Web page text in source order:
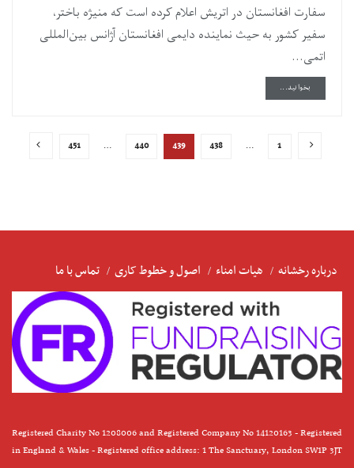
سفارت افغانستان در اتریش اعلام کرده است که منیژه باختر،
سفیر کشور به حیث نماینده دایمی افغانستان آژانس بین‌المللی
اتمی...
بخوانید...
1
…
438
439
440
…
451
درباره رخشانه هیات امناء اصول و خطوط کاری تماس با ما
Registered Charity No 1208006 and Registered Company No 14120163 - Registered
in England & Wales - Registered office address: 1 The Sanctuary, London SW1P 3JT